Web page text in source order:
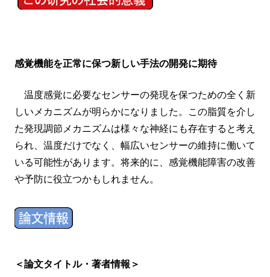
感覚機能を正常に保つ新しい手法の開発に期待
温度感覚に必要なセンサーの発現を保つための全く新
しいメカニズムが明らかになりました。この脂質を介し
た発現調節メカニズムは様々な神経にも存在すると考え
られ、温度だけでなく、幅広いセンサーの維持に働いて
いる可能性があります。将来的に、感覚機能障害の改善
や予防に役立つかもしれません。
＜論文タイトル・著者情報＞